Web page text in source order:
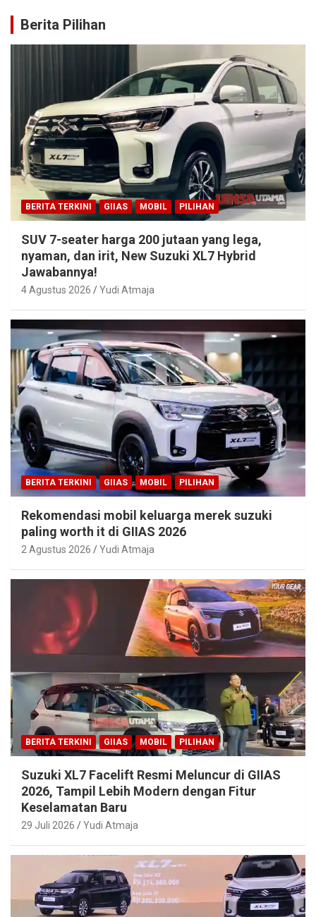
Berita Pilihan
BERITA TERKINI GIIAS MOBIL PILIHAN
SUV 7-seater harga 200 jutaan yang lega,
nyaman, dan irit, New Suzuki XL7 Hybrid
Jawabannya!
4 Agustus 2026 Yudi Atmaja
BERITA TERKINI GIIAS MOBIL PILIHAN
Rekomendasi mobil keluarga merek suzuki
paling worth it di GIIAS 2026
2 Agustus 2026 Yudi Atmaja
BERITA TERKINI GIIAS MOBIL PILIHAN
Suzuki XL7 Facelift Resmi Meluncur di GIIAS
2026, Tampil Lebih Modern dengan Fitur
Keselamatan Baru
29 Juli 2026 Yudi Atmaja